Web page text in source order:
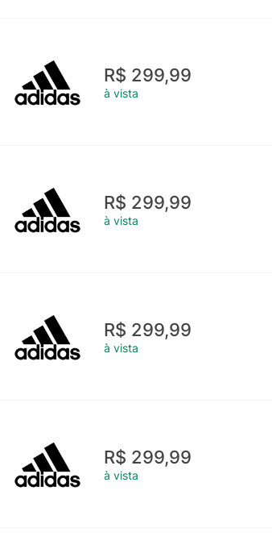
R$ 299,99
à vista
R$ 299,99
à vista
R$ 299,99
à vista
R$ 299,99
à vista